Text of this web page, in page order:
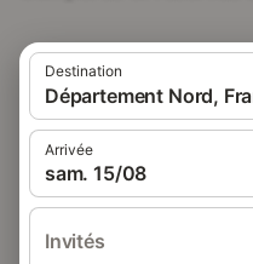
Destination
Département Nord,
Arrivée
sam. 15/08
Invités